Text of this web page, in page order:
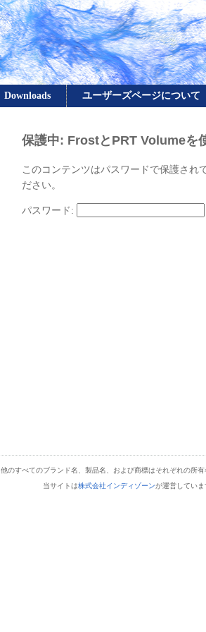
Downloads ユーザーズページについて
保護中: FrostとPRT Volumeを
このコンテンツはパスワードで保護され
ださい。
パスワード:
他のすべてのブランド名、製品名、および商標はそれぞれの所有
当サイトは株式会社インディゾーンが運営していま